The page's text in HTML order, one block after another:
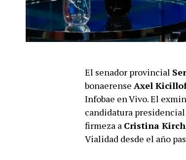
El senador provincial
bonaerense Axel
Infobae en Vivo. El
candidatura
firmeza a Cristina
Vialidad desde el año